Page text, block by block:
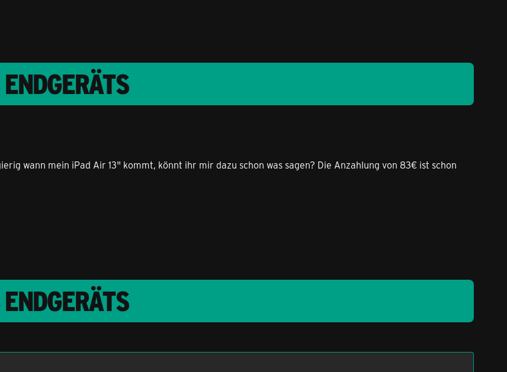
wann mein iPad Air 13" kommt, könnt ihr mir dazu schon was sagen? Die Anzahlung von 83€ ist schon